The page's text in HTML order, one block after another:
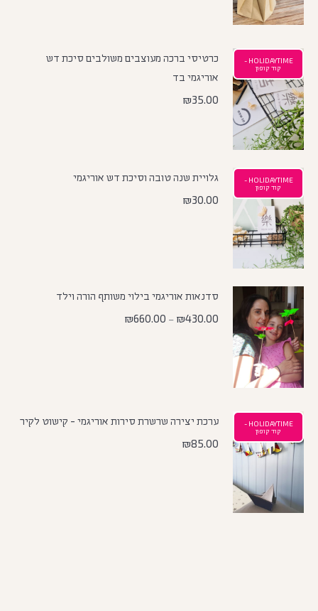
HOLIDAYTIME -
קוד קופון
כרטיסי ברכה מעוצבים משולבים סיכת דש
אוריגמי בד
₪35.00
HOLIDAYTIME -
קוד קופון
גלויית שנה טובה וסיכת דש אוריגמי
₪30.00
סדנאות אוריגמי בילוי משותף הורה וילד
₪430.00
–
₪660.00
HOLIDAYTIME -
קוד קופון
ערכת יצירה שרשרת סירות אוריגמי - קישוט לקיר
₪85.00